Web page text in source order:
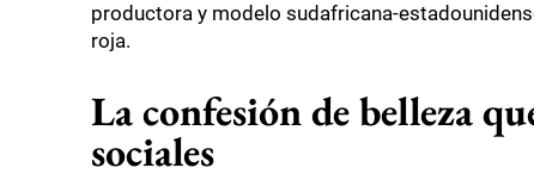
productora y modelo sudafricana-
roja.
La confesión de belleza
sociales